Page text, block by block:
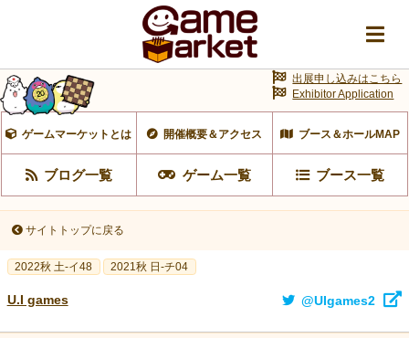
ゲームマーケットとは 開催概要＆アクセス ブース＆ホールMAP
ブログ一覧 ゲーム一覧 ブース一覧
出展申し込みはこちら
Exhibitor Application
サイトトップに戻る
2022秋 土-イ48 2021秋 日-チ04
U.I games @UIgames2